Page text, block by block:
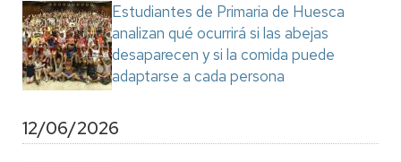
Estudiantes de Primaria de Huesca
analizan qué ocurrirá si las abejas
desaparecen y si la comida puede
adaptarse a cada persona
12/06/2026